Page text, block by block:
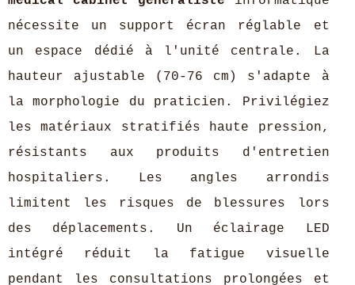
nécessite un support écran réglable et
un espace dédié à l'unité centrale. La
hauteur ajustable (70-76 cm) s'adapte à
la morphologie du praticien. Privilégiez
les matériaux stratifiés haute pression,
résistants aux produits d'entretien
hospitaliers. Les angles arrondis
limitent les risques de blessures lors
des déplacements. Un éclairage LED
intégré réduit la fatigue visuelle
pendant les consultations prolongées et